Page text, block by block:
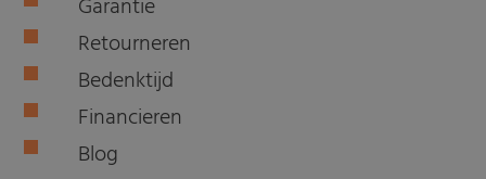
Garantie
Retourneren
Bedenktijd
Financieren
Blog